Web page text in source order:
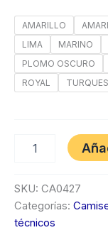
AMARILLO
LIMA
MARINO
PLOMO OSCURO
ROYAL
SKU: CA0427
Categorías:
técnicos